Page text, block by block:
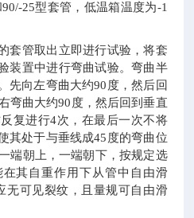
25型套管，低温箱温度为-1
管取出立即进行试验，将套
装置中进行弯曲试验。弯曲半
先向左弯曲大约90度，然后回
弯曲大约90度，然后回到垂直
复进行4次，在最后一次不将
其处于与垂线成45度的弯曲位
端朝上，一端朝下，按规定选
其自重作用下从管中自由滑
无可见裂纹，且量规可自由滑